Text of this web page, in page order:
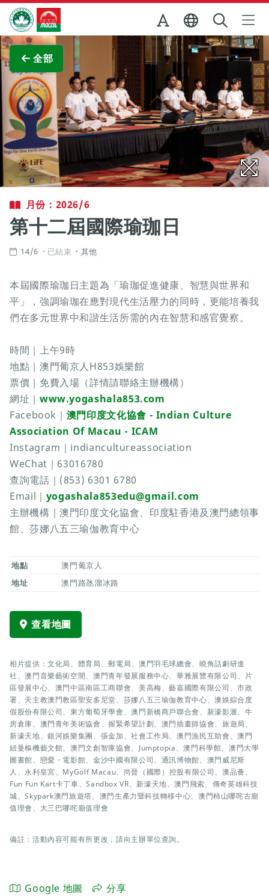
跳至主内容
澳門特別行政區政府旅遊局
全部
查看原圖
月份：2026/6
第十二屆國際瑜珈日
14/6 已結束 其他
本屆國際瑜珈日主題為「瑜珈促進健康、智慧與世界和
平」，強調瑜珈在應對現代生活壓力的同時，更能培養我
們在多元世界中和諧生活所需的內在智慧和感官覺察。
時間｜上午9時
地點｜澳門葡京人H853娛樂館
票價｜免費入場（詳情請聯絡主辦機構）
網址｜ www.yogashala853.com
Facebook｜ 澳門印度文化協會 - Indian Culture
Association Of Macau - ICAM
Instagram｜indiancultureassociation
WeChat｜63016780
查詢電話｜(853) 6301 6780
Email｜ yogashala853edu@gmail.com
主辦機構｜澳門印度文化協會、印度駐香港及澳門總領事
館、莎娜八五三瑜伽教育中心
地點
澳門葡京人
地址
澳門路氹溜冰路
查看地圖
相片提供：文化局、體育局、郵電局、澳門羽毛球總會、曉角話劇研進
社、澳門音樂藝術空間、澳門青年發展服務中心、華雅展覽有限公司、片
區發展中心、澳門中區南區工商聯會、美高梅、藝嘉國際有限公司、市政
署、天主教澳門教區聖安多尼堂、莎娜八五三瑜伽教育中心、澳娛綜合度
假股份有限公司、東方葡萄牙學會、澳門新橋商戶聯合會、新濠影滙、牛
房倉庫、澳門青年美術協會、握緊希望計劃、澳門插畫師協會、旅遊局、
新濠天地、銀河娛樂集團、張金加、社會工作局、澳門漁民互助會、澳門
紐曼樞機藝文館、澳門文創智庫協會、Jumptopia、澳門科學館、澳門大學
圖書館、戀愛・電影館、金沙中國有限公司、通訊博物館、澳門威尼斯
人、永利皇宮、MyGolf Macau、尚晉（國際）控股有限公司、澳品薈、
Fun Fun Kart卡丁車、Sandbox VR、新濠天地、澳門飛索、傳奇英雄科技
城、Skypark澳門旅遊塔、澳門生產力暨科技轉移中心、澳門柿山哪咤古廟
值理會、大三巴哪咤廟值理會
備註：活動內容可能有所更改，請向主辦單位查詢。
Google 地圖 分享